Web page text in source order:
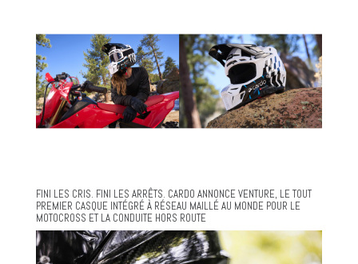
FINI LES CRIS. FINI LES ARRÊTS. CARDO ANNONCE VENTURE, LE TOUT
PREMIER CASQUE INTÉGRÉ À RÉSEAU MAILLÉ AU MONDE POUR LE
MOTOCROSS ET LA CONDUITE HORS ROUTE